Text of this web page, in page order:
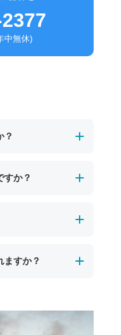
中無休)
？
、事前に安全確
してご参加いただ
すか？
、ガイドが常に
な海の雰囲気や、
のお車でお着替
ますか？
の１つとしてい
くくなります。
うえで催行する